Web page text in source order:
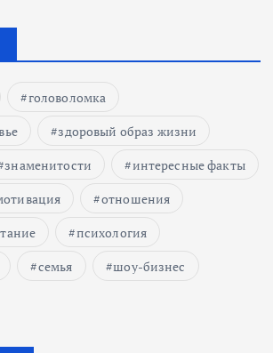
головоломка
здоровый образ жизни
знаменитости
интересные факты
отношения
психология
семья шоу-бизнес